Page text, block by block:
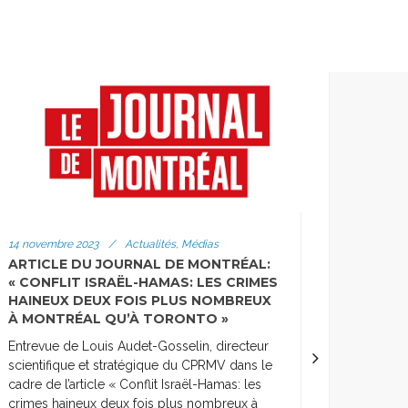
spirituels, surnaturels ou ésotériques en lien
définie suivant des critères ethniques, nationaux,
de sexualité.
dans les rapports individu-État. Ces
tendances autoritaires ou anti-autoritaires.
14 novembre 2023 / Actualités, Médias
ARTICLE DU JOURNAL DE MONTRÉAL:
« CONFLIT ISRAËL-HAMAS: LES CRIMES
HAINEUX DEUX FOIS PLUS NOMBREUX
À MONTRÉAL QU’À TORONTO »
Entrevue de Louis Audet-Gosselin, directeur
scientifique et stratégique du CPRMV dans le
cadre de l’article « Conflit Israël-Hamas: les
crimes haineux deux fois plus nombreux à